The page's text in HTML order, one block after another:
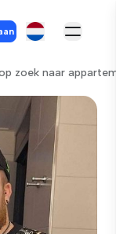
zoek naar